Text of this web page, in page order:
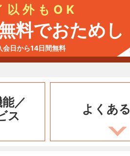
以外もOK
料でおためし
日から14日間無料
／
ス
よくある